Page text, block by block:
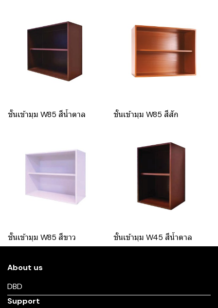
ชั้นเข้ามุม W85 สีน้ำตาล ชั้นเข้ามุม W85 สีสัก
ชั้นเข้ามุม W85 สีขาว ชั้นเข้ามุม W45 สีน้ำตาล
About us
DBD
Support